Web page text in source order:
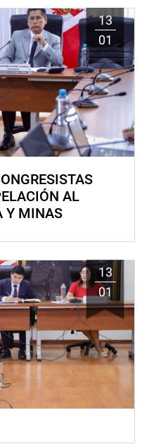
13
01
AL
Y MINAS
13
01